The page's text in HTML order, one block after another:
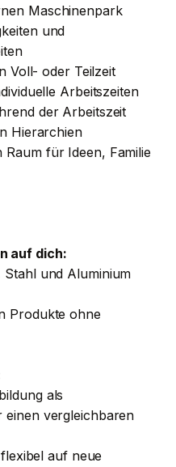
Maschinenpark
und
Voll- oder Teilzeit
Arbeitszeiten
der Arbeitszeit
Hierarchien
für Ideen, Familie
auf dich:
Stahl und Aluminium
Produkte ohne
als
einen vergleichbaren
auf neue